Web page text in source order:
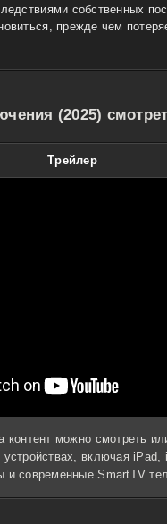
собственных
прежде чем
(2025)
Трейлер
контент можно смотреть
устройствах, включая iPad,
и современные SmartTV